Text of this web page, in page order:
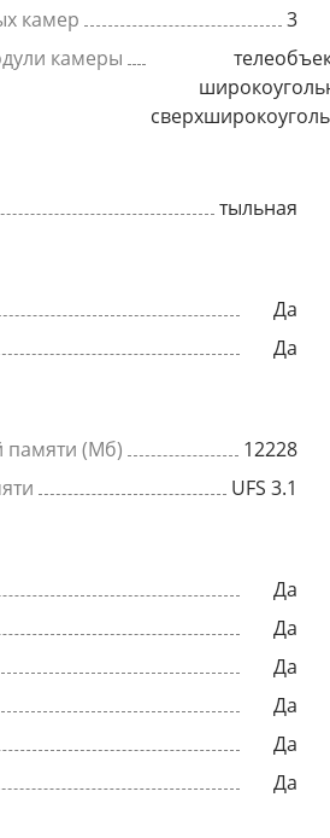
камер
3
камеры
тыльная
Да
Да
памяти (Мб)
12228
UFS 3.1
Да
Да
Да
Да
Да
Да